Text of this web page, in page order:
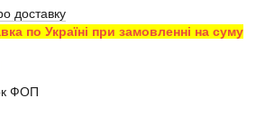
доставку
по Україні при замовленні на суму
ФОП